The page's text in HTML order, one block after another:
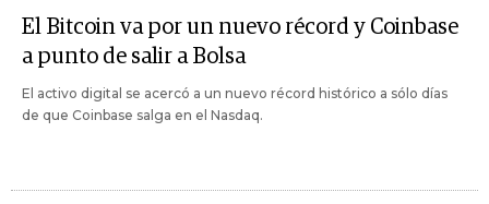
El Bitcoin va por un nuevo récord y Coinbase
a punto de salir a Bolsa
El activo digital se acercó a un nuevo récord histórico a sólo días
de que Coinbase salga en el Nasdaq.